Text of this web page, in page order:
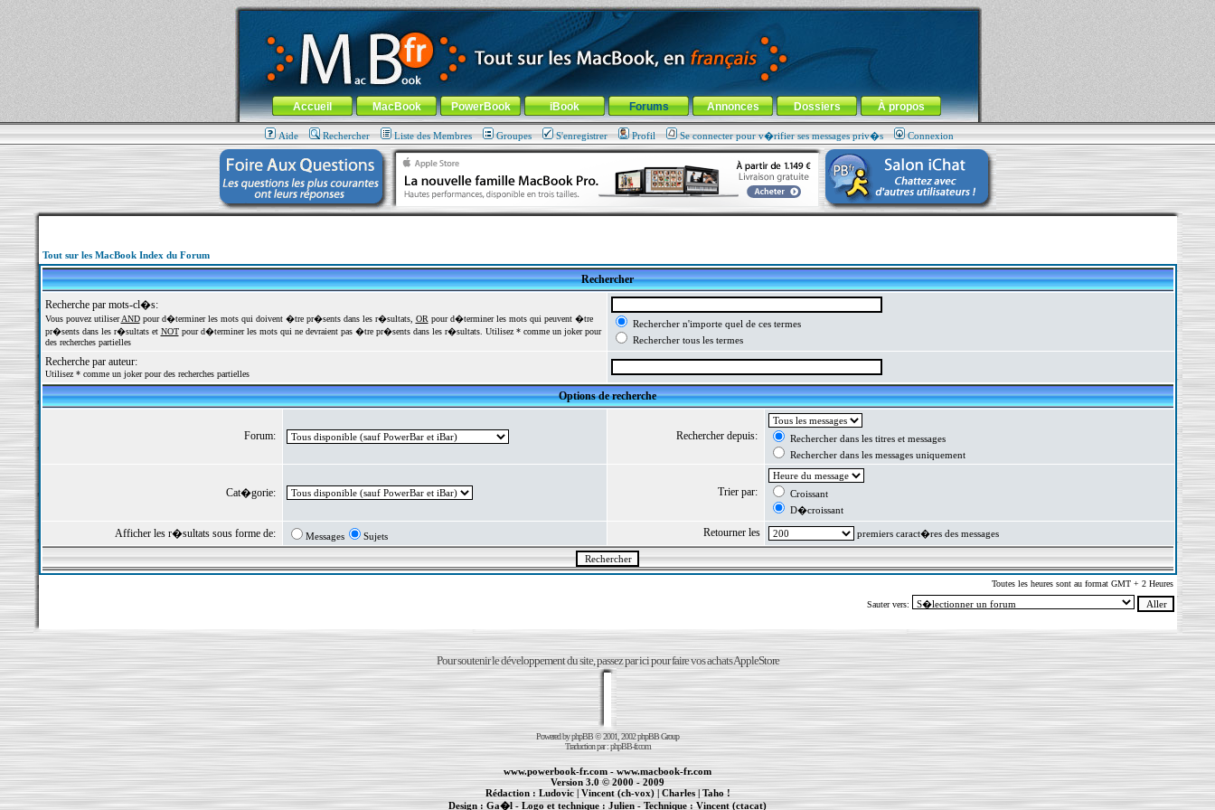
MacBook-fr.com : 100% Apple... 100% nomade !
Aller au contenu-Aller au menu général-Aller au menu de la rubrique
Menu général
Accueil MacBook PowerBook iBook Forums Annonces Dossiers À propos
Aide Rechercher Liste des Membres Groupes S'enregistrer Profil Se connecter pour v�rifier ses messages priv�s Connexion
Tout sur les MacBook Index du Forum
Rechercher
Recherche par mots-cl�s:
Vous pouvez utiliserANDpour d�terminer les mots qui doivent �tre pr�sents dans les r�sultats, OR pour d�terminer les mots qui peuvent �tre
pr�sents dans les r�sultats et NOTpour d�terminer les mots qui ne devraient pas �tre pr�sents dans les r�sultats. Utilisez * comme un joker pour
des recherches partielles
Rechercher n'importe quel de ces termes
Rechercher tous les termes
Recherche par auteur:
Utilisez * comme un joker pour des recherches partielles
Options de recherche
Forum: Rechercher depuis:
Rechercher dans les titres et messages
Rechercher dans les messages uniquement
Cat�gorie: Trier par:
Croissant
D�croissant
Afficher les r�sultats sous forme de: Messages Sujets Retourner les premiers caract�res des messages
Toutes les heures sont au format GMT + 2 Heures
Sauter vers:
Pour soutenir le développement du site, passez par ici pour faire vos achats AppleStore
Powered byphpBB© 2001, 2002 phpBB Group
Traduction par :phpBB-fr.com
www.powerbook-fr.com-www.macbook-fr.com
Version 3.0 © 2000 - 2009
Rédaction :Ludovic| Vincent (ch-vox)|Charles| Taho !
Design : Ga�l - Logo et technique : Julien - Technique :Vincent (ctacat)